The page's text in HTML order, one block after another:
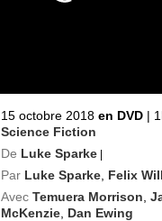
15 octobre 2018 en DVD |
Science Fiction
De Luke Sparke |
Par Luke Sparke Felix
Avec Temuera Morrison ,
McKenzie Dan Ewing